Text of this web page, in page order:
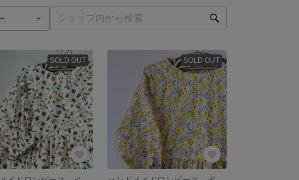
SOLD OUT SOLD OUT